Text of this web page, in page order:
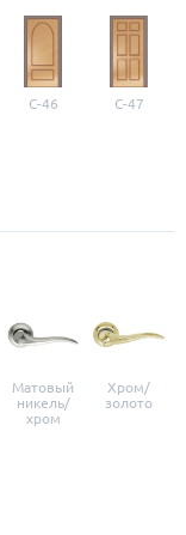
С-46 С-47
Матовый
никель/
хром
Хром/
золото